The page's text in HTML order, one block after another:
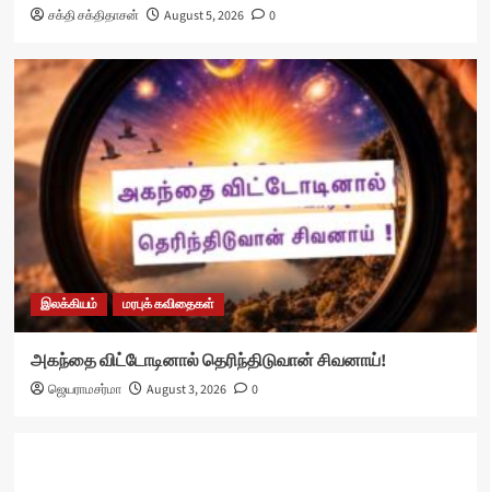
சக்தி சக்திதாசன் August 5, 2026 0
இலக்கியம் மரபுக் கவிதைகள்
அகந்தை விட்டோடினால் தெரிந்திடுவான் சிவனாய்!
ஜெயராமசர்மா August 3, 2026 0